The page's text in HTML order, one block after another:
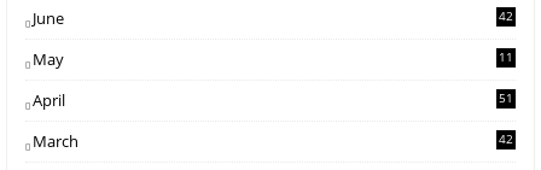
June 42
May
11
April 51
March 42